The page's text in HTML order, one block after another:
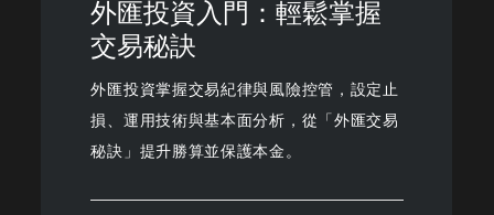
外匯投資入門：輕鬆掌握
交易秘訣
外匯投資掌握交易紀律與風險控管，設定止
損、運用技術與基本面分析，從「外匯交易
秘訣」提升勝算並保護本金。